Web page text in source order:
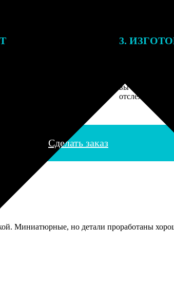
3.
вы получите
отслеживания.
Сделать заказ
Миниатюрные, но детали проработаны